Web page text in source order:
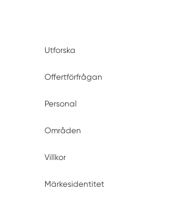
Utforska
Offertförfrågan
Personal
Områden
Villkor
Märkesidentitet